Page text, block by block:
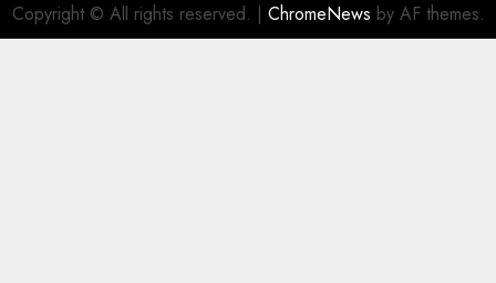
Copyright © All rights reserved. | ChromeNews by AF themes.